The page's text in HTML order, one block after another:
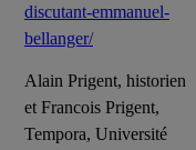
discutant-emmanuel-
bellanger/
Alain Prigent, historien
et Francois Prigent,
Tempora, Université